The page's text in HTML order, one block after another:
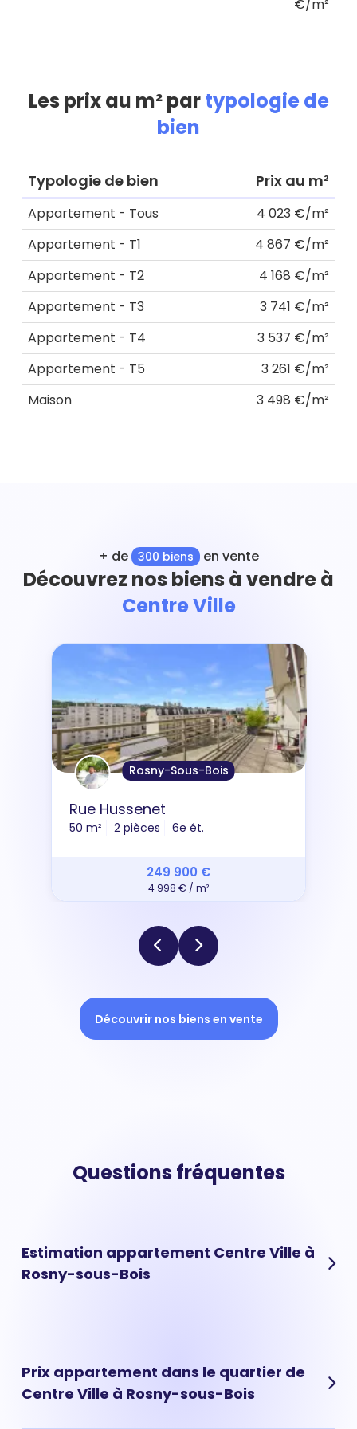
€/m²
Les prix au m² partypologie de
bien
Typologie de bien Prix au m²
Appartement - Tous
4 023 €/m²
Appartement - T1
4 867 €/m²
Appartement - T2
4 168 €/m²
Appartement - T3
3 741 €/m²
Appartement - T4
3 537 €/m²
Appartement - T5
3 261 €/m²
Maison
3 498 €/m²
+ de 300 biens en vente
Découvrez nos biens à vendre à
Centre Ville
Rosny-Sous-Bois
Rue Hussenet
50 m² 2 pièces 6e ét.
249 900 €
4 998 € / m²
Découvrir nos biens en vente
Questions fréquentes
Estimation appartement Centre Ville à
Rosny-sous-Bois
critères : son adresse précise, sa taille, son étage ou son
année de construction. Pour obtenir rapidement une
Prix appartement dans le quartier de
Centre Ville à Rosny-sous-Bois